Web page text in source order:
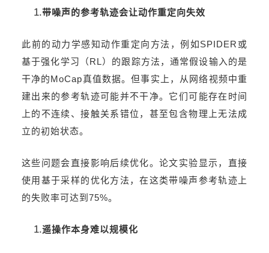
带噪声的参考轨迹会让动作重定向失效
此前的动力学感知动作重定向方法，例如SPIDER或
基于强化学习（RL）的跟踪方法，通常假设输入的是
干净的MoCap真值数据。但事实上，从网络视频中重
建出来的参考轨迹可能并不干净。它们可能存在时间
上的不连续、接触关系错位，甚至包含物理上无法成
立的初始状态。
这些问题会直接影响后续优化。论文实验显示，直接
使用基于采样的优化方法，在这类带噪声参考轨迹上
的失败率可达到75%。
遥操作本身难以规模化